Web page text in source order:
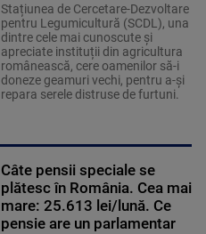
Stațiunea de Cercetare-Dezvoltare
pentru Legumicultură (SCDL), una
dintre cele mai cunoscute și
apreciate instituții din agricultura
românească, cere oamenilor să-i
doneze geamuri vechi, pentru a-și
repara serele distruse de furtuni.
Câte pensii speciale se
plătesc în România. Cea mai
mare: 25.613 lei/lună. Ce
pensie are un parlamentar